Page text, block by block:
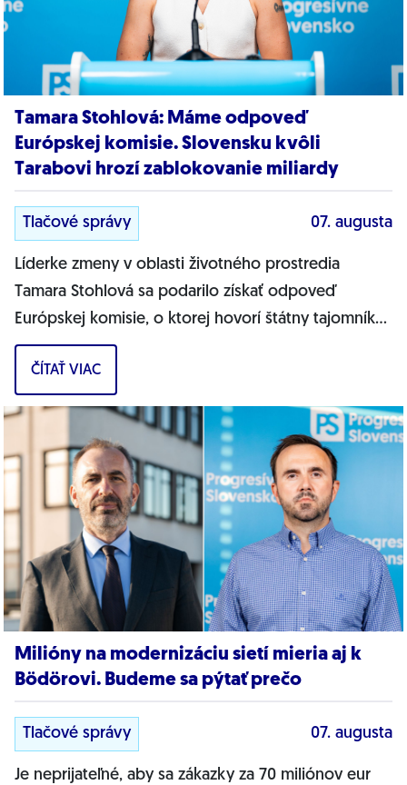
Tamara Stohlová: Máme odpoveď
Európskej komisie. Slovensku kvôli
Tarabovi hrozí zablokovanie miliardy
Tlačové správy 07. augusta
Líderke zmeny v oblasti životného prostredia
Tamara Stohlová sa podarilo získať odpoveď
Európskej komisie, o ktorej hovorí štátny tajomník
MŽP Filip Kuffa. Môžem jednoznačne...
ČÍTAŤ VIAC
Milióny na modernizáciu sietí mieria aj k
Bödörovi. Budeme sa pýtať prečo
Tlačové správy 07. augusta
Je neprijateľné, aby sa zákazky za 70 miliónov eur